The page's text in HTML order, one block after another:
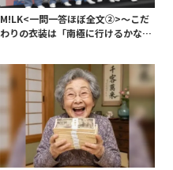
M!LK<一問一答ほぼ全文②>～こだ
わりの衣装は「南極に行けるかなと